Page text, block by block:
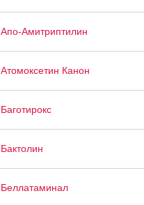
Апо-Амитриптилин
Атомоксетин Канон
Баготирокс
Бактолин
Беллатаминал